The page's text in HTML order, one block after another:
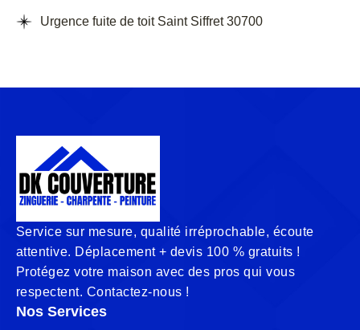
Urgence fuite de toit Saint Siffret 30700
Service sur mesure, qualité irréprochable, écoute
attentive. Déplacement + devis 100 % gratuits !
Protégez votre maison avec des pros qui vous
respectent. Contactez-nous !
Nos Services